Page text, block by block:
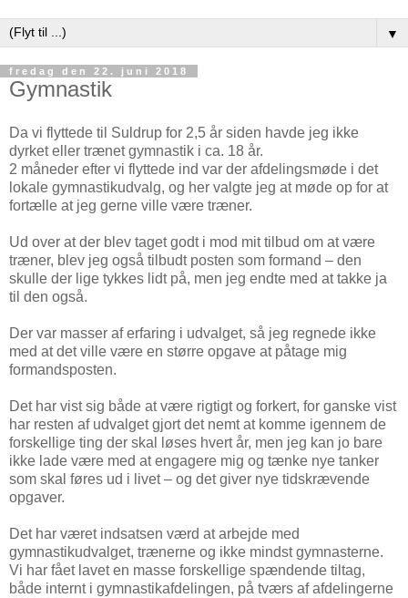
▼
fredag den 22. juni 2018
Gymnastik
Da vi flyttede til Suldrup for 2,5 år siden havde jeg ikke
dyrket eller trænet gymnastik i ca. 18 år.
2 måneder efter vi flyttede ind var der afdelingsmøde i det
lokale gymnastikudvalg, og her valgte jeg at møde op for at
fortælle at jeg gerne ville være træner.
Ud over at der blev taget godt i mod mit tilbud om at være
træner, blev jeg også tilbudt posten som formand – den
skulle der lige tykkes lidt på, men jeg endte med at takke ja
til den også.
Der var masser af erfaring i udvalget, så jeg regnede ikke
med at det ville være en større opgave at påtage mig
formandsposten.
Det har vist sig både at være rigtigt og forkert, for ganske vist
har resten af udvalget gjort det nemt at komme igennem de
forskellige ting der skal løses hvert år, men jeg kan jo bare
ikke lade være med at engagere mig og tænke nye tanker
som skal føres ud i livet – og det giver nye tidskrævende
opgaver.
Det har været indsatsen værd at arbejde med
gymnastikudvalget, trænerne og ikke mindst gymnasterne.
Vi har fået lavet en masse forskellige spændende tiltag,
både internt i gymnastikafdelingen, på tværs af afdelingerne